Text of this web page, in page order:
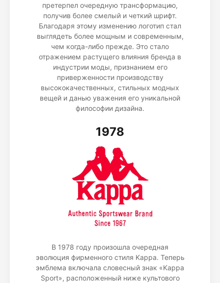
претерпел очередную трансформацию,
получив более смелый и четкий шрифт.
Благодаря этому изменению логотип стал
выглядеть более мощным и современным,
чем когда-либо прежде. Это стало
отражением растущего влияния бренда в
индустрии моды, признанием его
приверженности производству
высококачественных, стильных модных
вещей и данью уважения его уникальной
философии дизайна.
1978
В 1978 году произошла очередная
эволюция фирменного стиля Kappa. Теперь
эмблема включала словесный знак «Kappa
Sport», расположенный ниже культового